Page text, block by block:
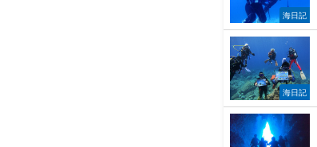
海日記
海日記